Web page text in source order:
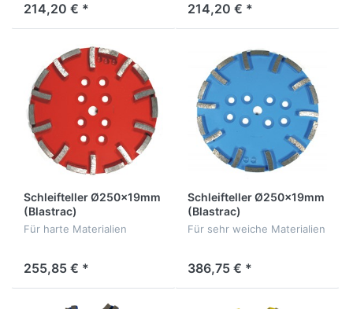
214,20 € * 214,20 € *
Schleifteller Ø250x19mm
(Blastrac)
Für harte Materialien
255,85 € *
Schleifteller Ø250x19mm
(Blastrac)
Für sehr weiche Materialien
386,75 € *